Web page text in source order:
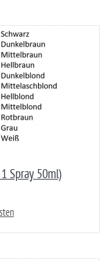
Spray 50ml)